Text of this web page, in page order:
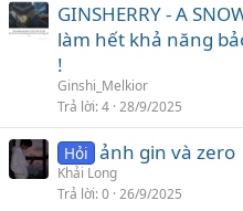
GINSHERRY - A
làm hết khả năng
!
Ginshi_Melkior
Trả lời 4 28/9/2025
Hỏi ảnh gin và zero
Khải Long
Trả lời 0 26/9/2025